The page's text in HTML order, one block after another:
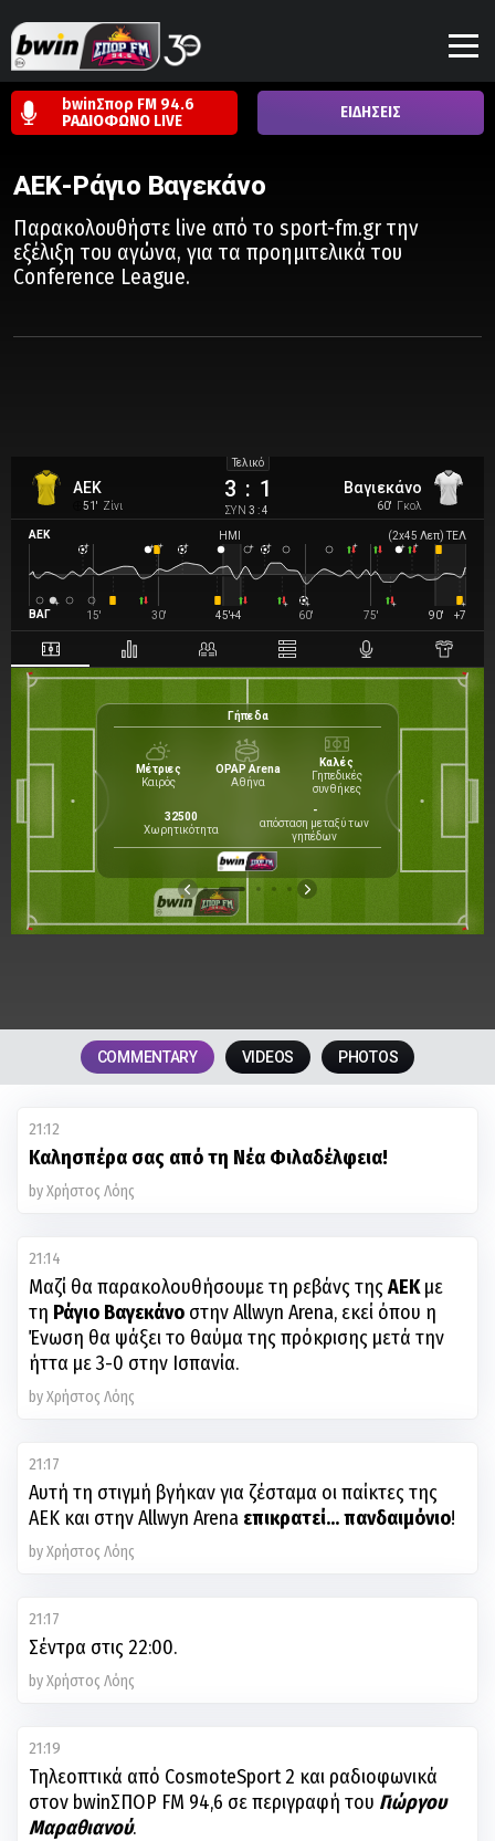
bwinΣπορ FM 94.6
ΡΑΔΙΟΦΩΝΟ LIVE ΕΙΔΗΣΕΙΣ
ΑΕΚ-Ράγιο Βαγεκάνο
Παρακολουθήστε live από το sport-fm.gr την
εξέλιξη του αγώνα, για τα προημιτελικά του
Conference League.
ΑΕΚ
51' Ζίνι
Τελικό
3 : 1
ΣΥΝ 3 : 4
Βαγιεκάνο
60' Γκολ
ΑΕΚ ΗΜΙ (2x45 Λεπ)ΤΕΛ
15' 30' 45'+4 60' 75' +7
90'
ΒΑΓ
Γήπεδα
Μέτριες
Καιρός
OPAP Arena
Αθήνα
Καλές
Γηπεδικές
συνθήκες
32500
Χωρητικότητα
-
απόσταση μεταξύ των
γηπέδων
%
COMMENTARY VIDEOS PHOTOS
21:12
Καλησπέρα σας από τη Νέα Φιλαδέλφεια!
by Χρήστος Λόης
21:14
Μαζί θα παρακολουθήσουμε τη ρεβάνς της ΑΕΚμε
τη Ράγιο Βαγεκάνο στην Allwyn Arena, εκεί όπου η
Ένωση θα ψάξει το θαύμα της πρόκρισης μετά την
ήττα με 3-0 στην Ισπανία.
by Χρήστος Λόης
21:17
Αυτή τη στιγμή βγήκαν για ζέσταμα οι παίκτες της
ΑΕΚ και στην Allwyn Arena επικρατεί... πανδαιμόνιο!
by Χρήστος Λόης
21:17
Σέντρα στις 22:00.
by Χρήστος Λόης
21:19
Τηλεοπτικά από CosmoteSport 2 και ραδιοφωνικά
στον bwinΣΠΟΡ FM 94,6 σε περιγραφή του Γιώργου
Μαραθιανού.